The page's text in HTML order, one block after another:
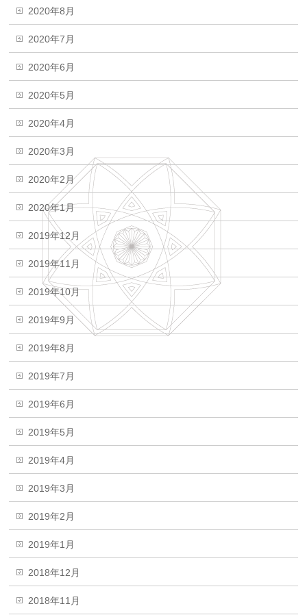
2020年8月
2020年7月
2020年6月
2020年5月
2020年4月
2020年3月
2020年2月
2020年1月
2019年12月
2019年11月
2019年10月
2019年9月
2019年8月
2019年7月
2019年6月
2019年5月
2019年4月
2019年3月
2019年2月
2019年1月
2018年12月
2018年11月